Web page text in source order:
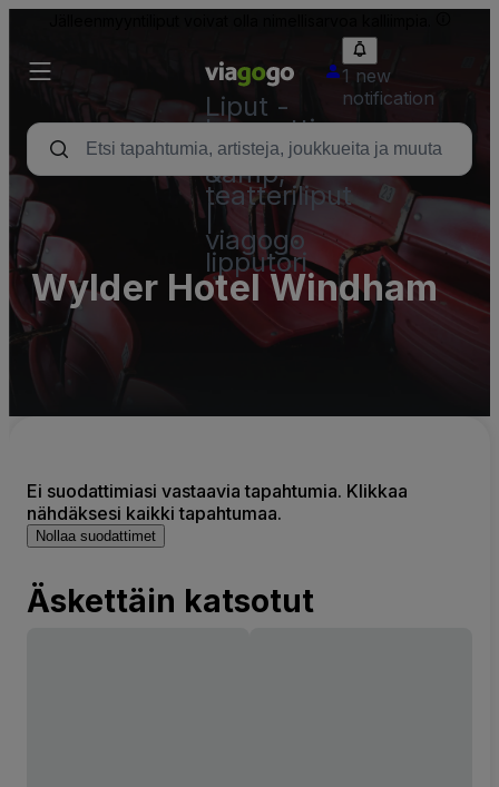
Liput -
konsertti,
urheilu
&amp;
teatteriliput
viagogo
lipputori
1 new
notification
Wylder Hotel Windham
Ei suodattimiasi vastaavia tapahtumia. Klikkaa
nähdäksesi kaikki tapahtumaa.
Nollaa suodattimet
Äskettäin katsotut